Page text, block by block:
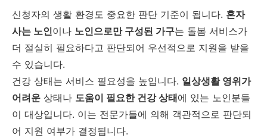
신청자의 생활 환경도 중요한 판단 기준이 됩니다. 혼자
사는 노인이나 노인으로만 구성된 가구는 돌봄 서비스가
더 절실히 필요하다고 판단되어 우선적으로 지원을 받을
수 있습니다.
건강 상태는 서비스 필요성을 높입니다. 일상생활 영위가
어려운 상태나 도움이 필요한 건강 상태에 있는 노인분들
이 대상입니다. 이는 전문가들에 의해 객관적으로 판단되
어 지원 여부가 결정됩니다.